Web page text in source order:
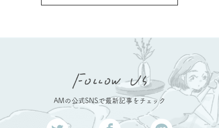
AMの公式SNSで最新記事をチェック